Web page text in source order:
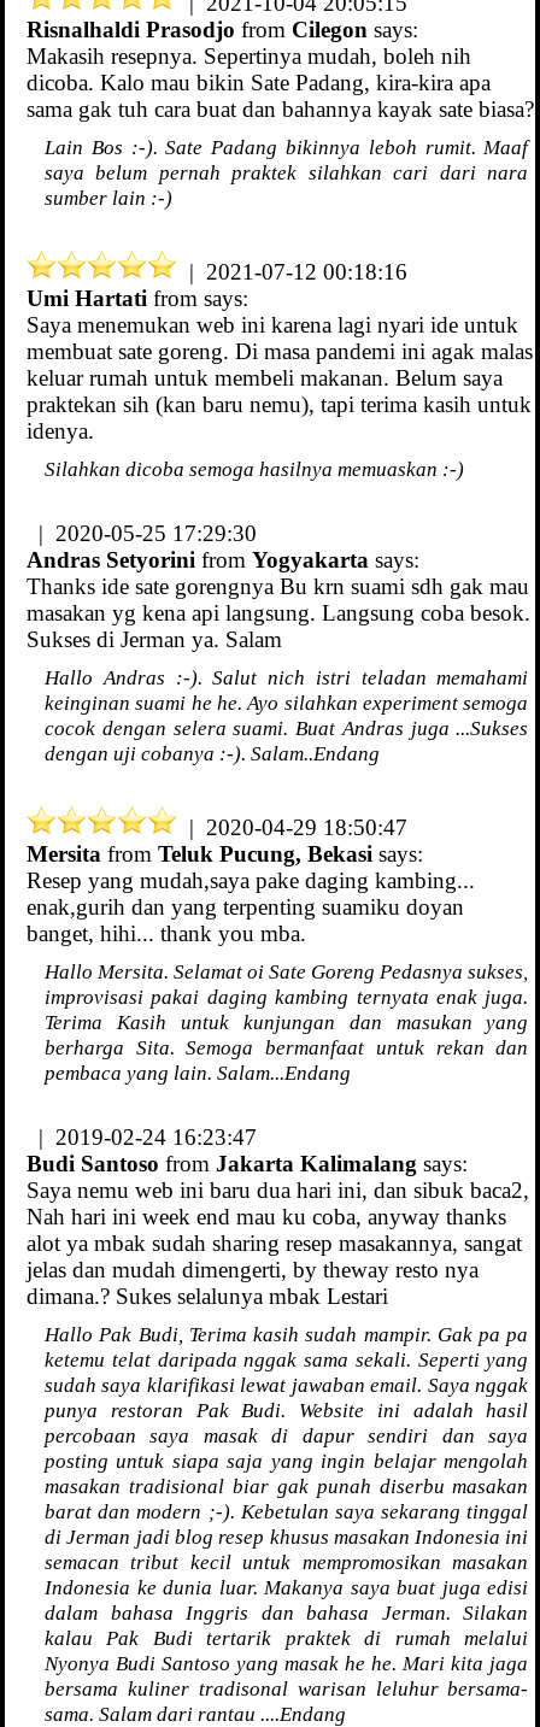
Risnalhaldi Prasodjo from Cilegon says:
Makasih resepnya. Sepertinya mudah, boleh nih
dicoba. Kalo mau bikin Sate Padang, kira-kira apa
sama gak tuh cara buat dan bahannya kayak sate biasa?
Lain Bos :-). Sate Padang bikinnya leboh rumit. Maaf
saya belum pernah praktek silahkan cari dari nara
sumber lain :-)
| 2021-07-12 00:18:16
Umi Hartati from says:
Saya menemukan web ini karena lagi nyari ide untuk
membuat sate goreng. Di masa pandemi ini agak malas
keluar rumah untuk membeli makanan. Belum saya
praktekan sih (kan baru nemu), tapi terima kasih untuk
idenya.
Silahkan dicoba semoga hasilnya memuaskan :-)
| 2020-05-25 17:29:30
Andras Setyorini from Yogyakarta says:
Thanks ide sate gorengnya Bu krn suami sdh gak mau
masakan yg kena api langsung. Langsung coba besok.
Sukses di Jerman ya. Salam
Hallo Andras :-). Salut nich istri teladan memahami
keinginan suami he he. Ayo silahkan experiment semoga
cocok dengan selera suami. Buat Andras juga ...Sukses
dengan uji cobanya :-). Salam..Endang
| 2020-04-29 18:50:47
Mersita from Teluk Pucung, Bekasi says:
Resep yang mudah,saya pake daging kambing...
enak,gurih dan yang terpenting suamiku doyan
banget, hihi... thank you mba.
Hallo Mersita. Selamat oi Sate Goreng Pedasnya sukses,
improvisasi pakai daging kambing ternyata enak juga.
Terima Kasih untuk kunjungan dan masukan yang
berharga Sita. Semoga bermanfaat untuk rekan dan
pembaca yang lain. Salam...Endang
| 2019-02-24 16:23:47
Budi Santoso from Jakarta Kalimalang says:
Saya nemu web ini baru dua hari ini, dan sibuk baca2,
Nah hari ini week end mau ku coba, anyway thanks
alot ya mbak sudah sharing resep masakannya, sangat
jelas dan mudah dimengerti, by theway resto nya
dimana.? Sukes selalunya mbak Lestari
Hallo Pak Budi, Terima kasih sudah mampir. Gak pa pa
ketemu telat daripada nggak sama sekali. Seperti yang
sudah saya klarifikasi lewat jawaban email. Saya nggak
punya restoran Pak Budi. Website ini adalah hasil
percobaan saya masak di dapur sendiri dan saya
posting untuk siapa saja yang ingin belajar mengolah
masakan tradisional biar gak punah diserbu masakan
barat dan modern ;-). Kebetulan saya sekarang tinggal
di Jerman jadi blog resep khusus masakan Indonesia ini
semacan tribut kecil untuk mempromosikan masakan
Indonesia ke dunia luar. Makanya saya buat juga edisi
dalam bahasa Inggris dan bahasa Jerman. Silakan
kalau Pak Budi tertarik praktek di rumah melalui
Nyonya Budi Santoso yang masak he he. Mari kita jaga
bersama kuliner tradisonal warisan leluhur bersama-
sama. Salam dari rantau ....Endang